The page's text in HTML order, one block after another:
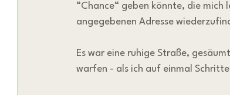
“Chance“ geben könnte, die
angegebenen Adresse
Es war eine ruhige Straße,
warfen - als ich auf einmal